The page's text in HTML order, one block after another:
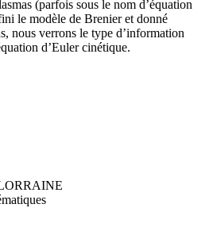
(parfois sous le nom d’équation
le modèle de Brenier et donné
nous verrons le type d’information
d’Euler cinétique.